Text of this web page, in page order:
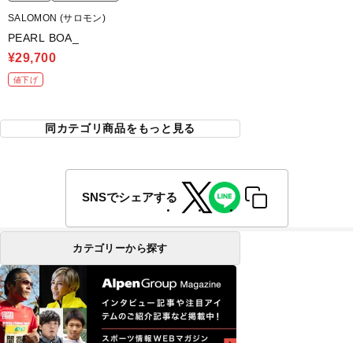
SALOMON (サロモン)
PEARL BOA_
¥29,700
値下げ
同カテゴリ商品をもっと見る
SNSでシェアする
カテゴリーから探す